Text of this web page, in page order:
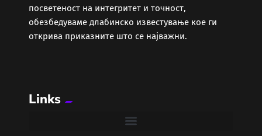
посветеност на интегритет и точност,
обезбедуваме длабинско известување кое ги
открива приказните што се најважни.
Links